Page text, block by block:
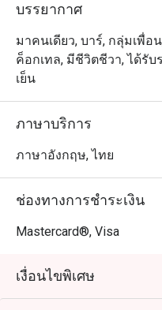
บรรยากาศ
มาคนเดียว, บาร์, กลุ่มเพื่อ
ค็อกเทล, มีชีวิตชีวา, ได้รับ
เย็น
ภาษาบริการ
ภาษาอังกฤษ, ไทย
ช่องทางการชำระเงิน
Mastercard®, Visa
เงื่อนไขพิเศษ